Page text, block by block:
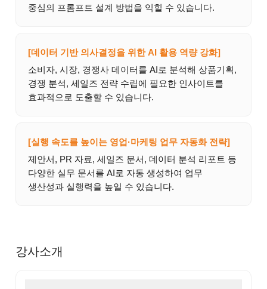
중심의 프롬프트 설계 방법을 익힐 수 있습니다.
[데이터 기반 의사결정을 위한 AI 활용 역량 강화]
소비자, 시장, 경쟁사 데이터를 AI로 분석해 상품기획,
경쟁 분석, 세일즈 전략 수립에 필요한 인사이트를
효과적으로 도출할 수 있습니다.
[실행 속도를 높이는 영업·마케팅 업무 자동화 전략]
제안서, PR 자료, 세일즈 문서, 데이터 분석 리포트 등
다양한 실무 문서를 AI로 자동 생성하여 업무
생산성과 실행력을 높일 수 있습니다.
강사소개